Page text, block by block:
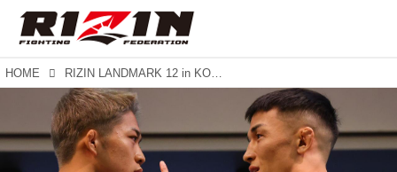
HOME RIZIN LANDMARK 12 in KOBE 計量結果／フェイスオフ、身長差、リーチ差も掲載中